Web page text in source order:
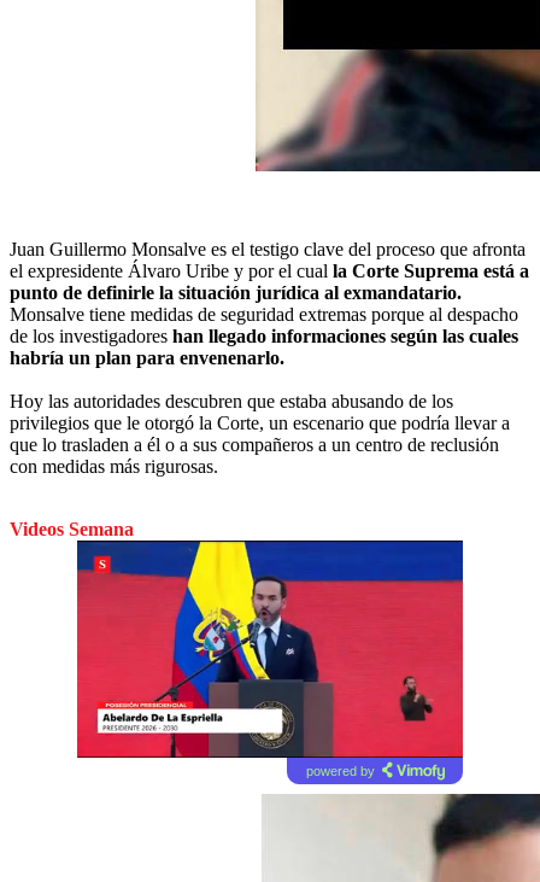
Juan Guillermo Monsalve es el testigo clave del proceso que afronta
el expresidente Álvaro Uribe y por el cual la Corte Suprema está a
punto de definirle la situación jurídica al exmandatario.
Monsalve tiene medidas de seguridad extremas porque al despacho
de los investigadores han llegado informaciones según las cuales
habría un plan para envenenarlo.
Hoy las autoridades descubren que estaba abusando de los
privilegios que le otorgó la Corte, un escenario que podría llevar a
que lo trasladen a él o a sus compañeros a un centro de reclusión
con medidas más rigurosas.
Videos Semana
powered by